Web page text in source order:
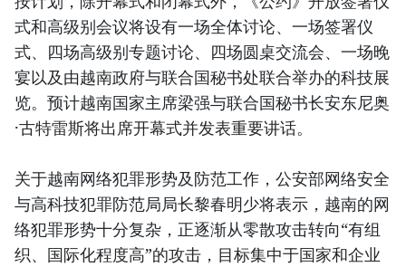
式和高级别会议将设有一场全体讨论、一场签署仪
式、四场高级别专题讨论、四场圆桌交流会、一场晚
宴以及由越南政府与联合国秘书处联合举办的科技展
览。预计越南国家主席梁强与联合国秘书长安东尼奥
·古特雷斯将出席开幕式并发表重要讲话。
关于越南网络犯罪形势及防范工作，公安部网络安全
与高科技犯罪防范局局长黎春明少将表示，越南的网
络犯罪形势十分复杂，正逐渐从零散攻击转向“有组
织、国际化程度高”的攻击，目标集中于国家和企业